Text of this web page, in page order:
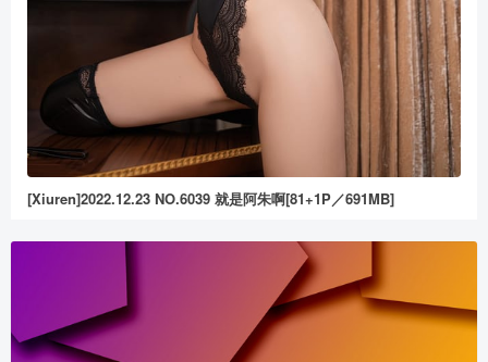
[Xiuren]2022.12.23 NO.6039 就是阿朱啊[81+1P／691MB]